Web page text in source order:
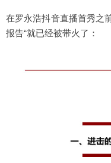
在罗永浩抖音直播首秀之
报告“就已经被带火了：